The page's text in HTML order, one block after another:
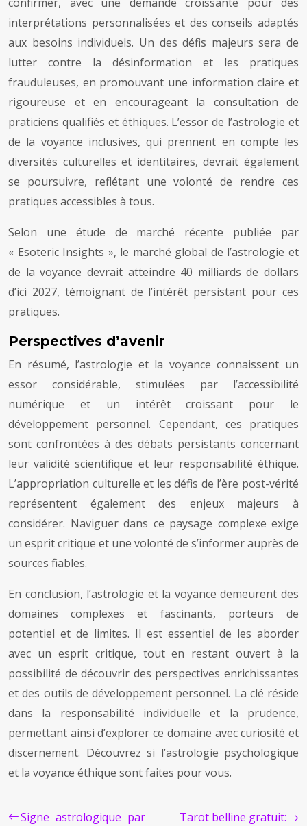
confirmer, avec une demande croissante pour des
interprétations personnalisées et des conseils adaptés
aux besoins individuels. Un des défis majeurs sera de
lutter contre la désinformation et les pratiques
frauduleuses, en promouvant une information claire et
rigoureuse et en encourageant la consultation de
praticiens qualifiés et éthiques. L’essor de l’astrologie et
de la voyance inclusives, qui prennent en compte les
diversités culturelles et identitaires, devrait également
se poursuivre, reflétant une volonté de rendre ces
pratiques accessibles à tous.
Selon une étude de marché récente publiée par
« Esoteric Insights », le marché global de l’astrologie et
de la voyance devrait atteindre 40 milliards de dollars
d’ici 2027, témoignant de l’intérêt persistant pour ces
pratiques.
Perspectives d’avenir
En résumé, l’astrologie et la voyance connaissent un
essor considérable, stimulées par l’accessibilité
numérique et un intérêt croissant pour le
développement personnel. Cependant, ces pratiques
sont confrontées à des débats persistants concernant
leur validité scientifique et leur responsabilité éthique.
L’appropriation culturelle et les défis de l’ère post-vérité
représentent également des enjeux majeurs à
considérer. Naviguer dans ce paysage complexe exige
un esprit critique et une volonté de s’informer auprès de
sources fiables.
En conclusion, l’astrologie et la voyance demeurent des
domaines complexes et fascinants, porteurs de
potentiel et de limites. Il est essentiel de les aborder
avec un esprit critique, tout en restant ouvert à la
possibilité de découvrir des perspectives enrichissantes
et des outils de développement personnel. La clé réside
dans la responsabilité individuelle et la prudence,
permettant ainsi d’explorer ce domaine avec curiosité et
discernement. Découvrez si l’astrologie psychologique
et la voyance éthique sont faites pour vous.
Signe astrologique par
Tarot belline gratuit: